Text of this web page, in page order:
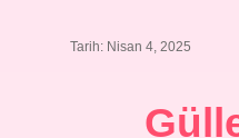
Tarih: Nisan 4, 2025